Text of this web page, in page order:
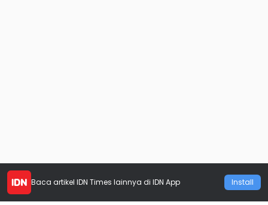
Baca artikel IDN Times lainnya di IDN App Install